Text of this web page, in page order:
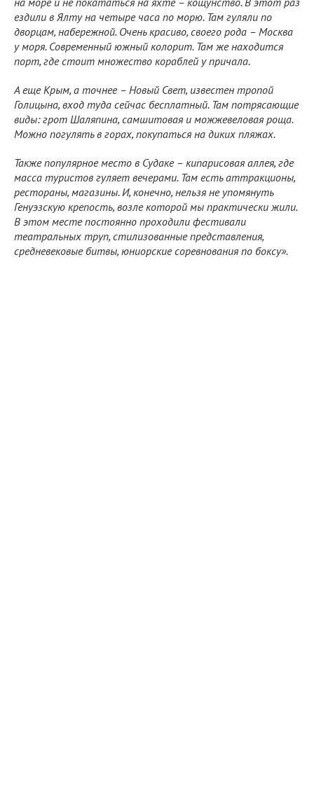
ездили в Ялту на четыре часа по морю. Там гуляли по
дворцам, набережной. Очень красиво, своего рода – Москва
у моря. Современный южный колорит. Там же находится
порт, где стоит множество кораблей у причала.
А еще Крым, а точнее – Новый Свет, известен тропой
Голицына, вход туда сейчас бесплатный. Там потрясающие
виды: грот Шаляпина, самшитовая и можжевеловая роща.
Можно погулять в горах, покупаться на диких пляжах.
Также популярное место в Судаке – кипарисовая аллея, где
масса туристов гуляет вечерами. Там есть аттракционы,
рестораны, магазины. И, конечно, нельзя не упомянуть
Генуэзскую крепость, возле которой мы практически жили.
В этом месте постоянно проходили фестивали
театральных труп, стилизованные представления,
средневековые битвы, юниорские соревнования по боксу».